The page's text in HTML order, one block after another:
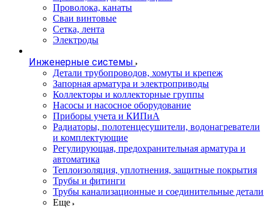
Проволока, канаты
Сваи винтовые
Сетка, лента
Электроды
Инженерные системы
Детали трубопроводов, хомуты и крепеж
Запорная арматура и электроприводы
Коллекторы и коллекторные группы
Насосы и насосное оборудование
Приборы учета и КИПиА
Радиаторы, полотенцесушители, водонагреватели
и комплектующие
Регулирующая, предохранительная арматура и
автоматика
Теплоизоляция, уплотнения, защитные покрытия
Трубы и фитинги
Трубы канализационные и соединительные детали
Еще